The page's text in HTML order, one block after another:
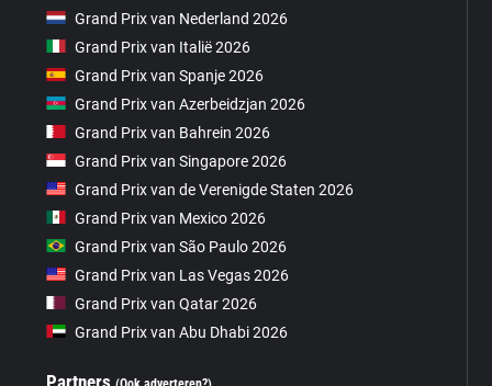
Grand Prix van Nederland 2026
Grand Prix van Italië 2026
Grand Prix van Spanje 2026
Grand Prix van Azerbeidzjan 2026
Grand Prix van Bahrein 2026
Grand Prix van Singapore 2026
Grand Prix van de Verenigde Staten 2026
Grand Prix van Mexico 2026
Grand Prix van São Paulo 2026
Grand Prix van Las Vegas 2026
Grand Prix van Qatar 2026
Grand Prix van Abu Dhabi 2026
Partners